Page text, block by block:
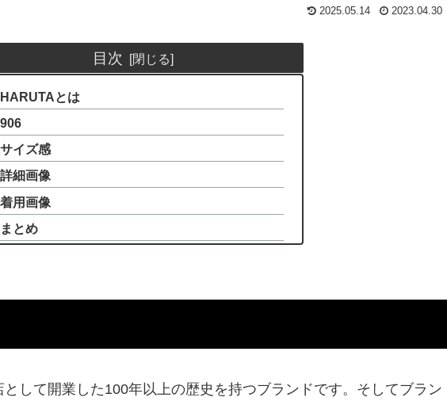
2025.05.14 2023.04.30
目次
HARUTAとは
906
サイズ感
詳細画像
着用画像
まとめ
して開業した100年以上の歴史を持つブランドです。そしてブラン